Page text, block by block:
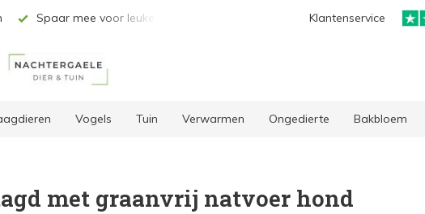
Spaar mee voor leuke kortingen Gratis verzending vanaf 50 euro
Klantenservice
Vogels Tuin Verwarmen Ongedierte Bakbloem
met graanvrij natvoer hond